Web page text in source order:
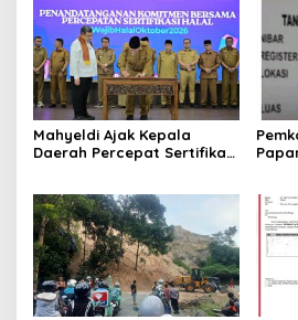
Mahyeldi Ajak Kepala
Daerah Percepat Sertifikasi
Nasional